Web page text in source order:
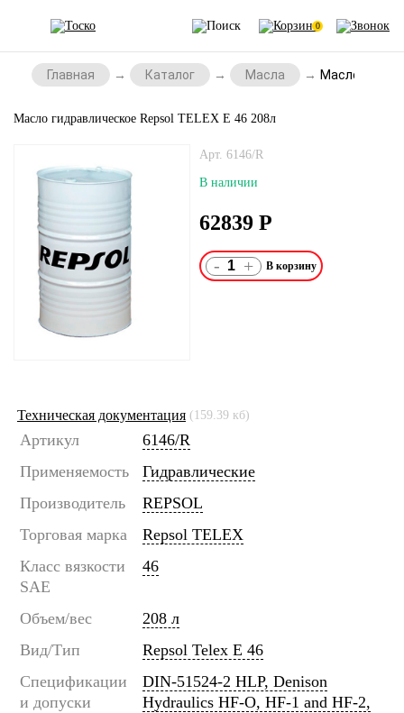
0
Главная Каталог Масла Масло
Масло гидравлическое Repsol TELEX E 46 208л
Арт. 6146/R
В наличии
62839 Р
- +
Техническая документация (159.39 кб)
Артикул
6146/R
Применяемость
Гидравлические
Производитель
REPSOL
Торговая марка
Repsol TELEX
Класс вязкости
SAE
46
Объем/вес
208 л
Вид/Тип
Repsol Telex E 46
Спецификации
и допуски
DIN-51524-2 HLP, Denison
Hydraulics HF-O, HF-1 and HF-2,